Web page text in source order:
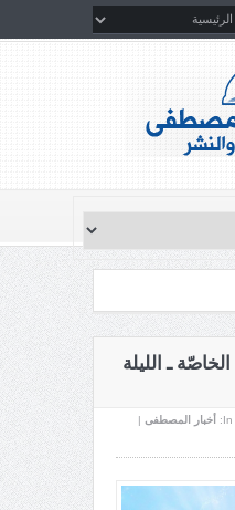
ـ الليلة
In: أخبار المصطفى |